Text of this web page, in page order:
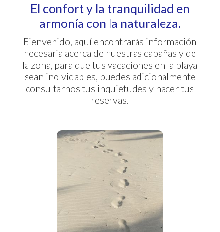
El confort y la tranquilidad en
armonía con la naturaleza.
Bienvenido, aquí encontrarás información
necesaria acerca de nuestras cabañas y de
la zona, para que tus vacaciones en la playa
sean inolvidables, puedes adicionalmente
consultarnos tus inquietudes y hacer tus
reservas.